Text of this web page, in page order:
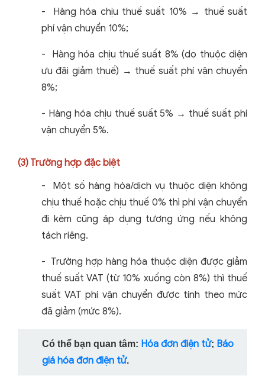
-
Hàng hóa chịu thuế suất 10% → thuế suất
phí vận chuyển 10%;
-
Hàng hóa chịu thuế suất 8% (do thuộc diện
ưu đãi giảm thuế) → thuế suất phí vận chuyển
8%;
- Hàng hóa chịu thuế suất 5% → thuế suất phí
vận chuyển 5%.
(3) Trường hợp đặc biệt
-
Một số hàng hóa/dịch vụ thuộc diện không
chịu thuế hoặc chịu thuế 0% thì phí vận chuyển
đi kèm cũng áp dụng tương ứng nếu không
tách riêng.
- Trường hợp hàng hóa thuộc diện được giảm
thuế suất VAT (từ 10% xuống còn 8%) thì thuế
suất VAT phí vận chuyển được tính theo mức
đã giảm (mức 8%).
Có thể bạn quan tâm: Hóa đơn điện tử; Báo
giá hóa đơn điện tử.